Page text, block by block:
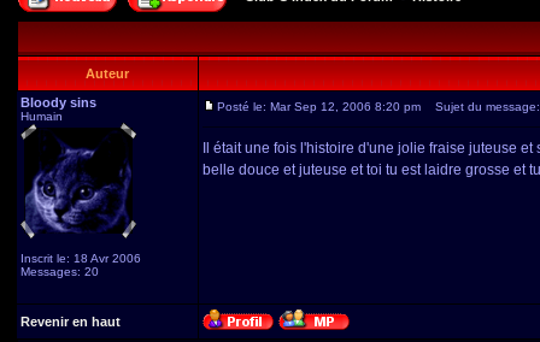
Auteur
Bloody sins
Humain
Inscrit le: 18 Avr 2006
Messages: 20
Posté le: Mar Sep 12, 2006 8:20 pm Sujet du
Il était une fois l'histoire d'une jolie fraise juteuse
belle douce et juteuse et toi tu est laidre grosse et
Revenir en haut